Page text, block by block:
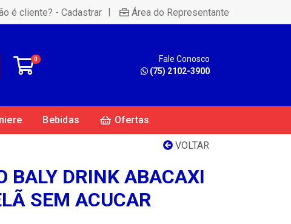
é cliente? - Cadastrar | Área do Representante
0
Fale Conosco
(75) 2102-3900
Bebidas Ofertas
VOLTAR
BALY DRINK ABACAXI
SEM ACUCAR